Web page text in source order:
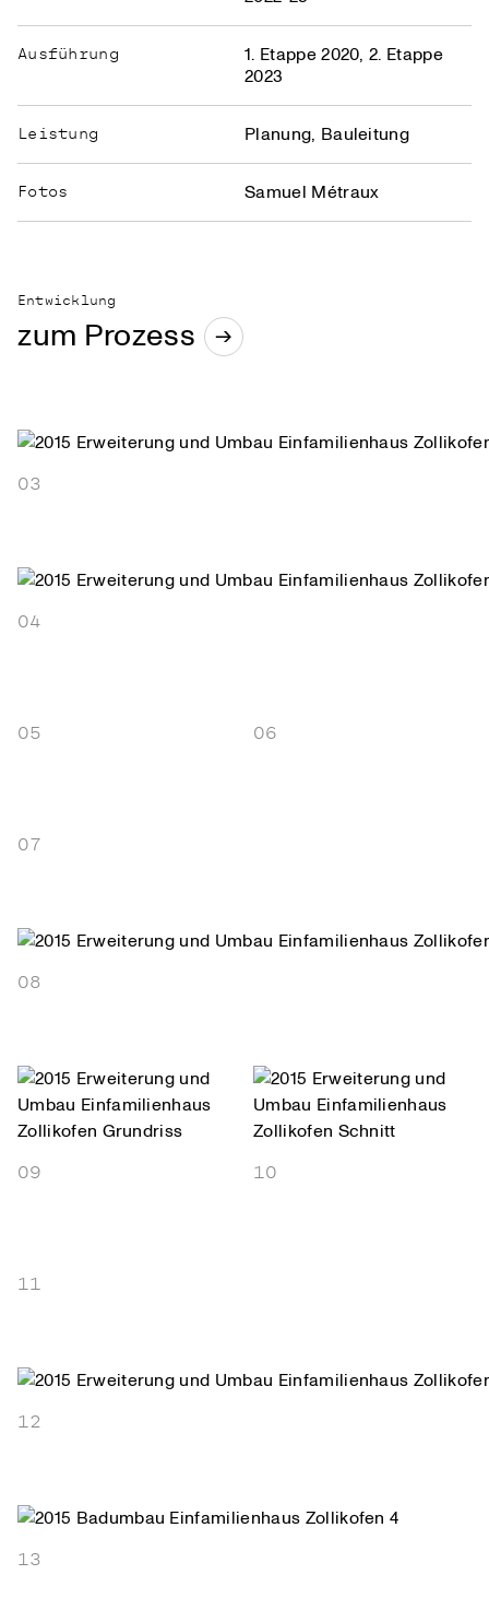
Ausführung
1. Etappe 2020, 2. Etappe
2023
Leistung Planung, Bauleitung
Fotos Samuel Métraux
Entwicklung
zum Prozess →
03
04
05 06
07
08
09 10
11
12
13